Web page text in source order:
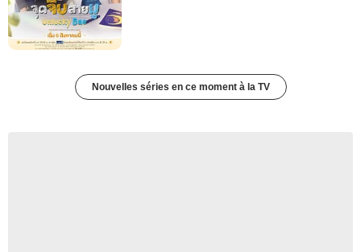
Nouvelles séries en ce moment à la TV